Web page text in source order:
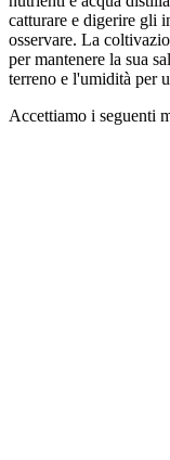
catturare e digerire gli
osservare. La
per mantenere la sua
terreno e l'umidità per
Accettiamo i seguenti